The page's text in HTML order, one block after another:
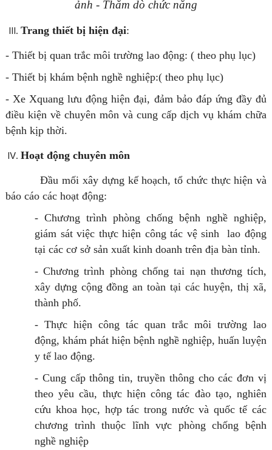
ảnh - Thăm dò chức năng
Trang thiết bị hiện đại:
- Thiết bị quan trắc môi trường lao động: ( theo phụ lục)
- Thiết bị khám bệnh nghề nghiệp:( theo phụ lục)
- Xe Xquang lưu động hiện đại, đảm bảo đáp ứng đầy đủ
điều kiện về chuyên môn và cung cấp dịch vụ khám chữa
bệnh kịp thời.
Hoạt động chuyên môn
Đầu mối xây dựng kế hoạch, tổ chức thực hiện và
báo cáo các hoạt động:
- Chương trình phòng chống bệnh nghề nghiệp,
giám sát việc thực hiện công tác vệ sinh lao động
tại các cơ sở sản xuất kinh doanh trên địa bàn tỉnh.
- Chương trình phòng chống tai nạn thương tích,
xây dựng cộng đồng an toàn tại các huyện, thị xã,
thành phố.
- Thực hiện công tác quan trắc môi trường lao
động, khám phát hiện bệnh nghề nghiệp, huấn luyện
y tế lao động.
- Cung cấp thông tin, truyền thông cho các đơn vị
theo yêu cầu, thực hiện công tác đào tạo, nghiên
cứu khoa học, hợp tác trong nước và quốc tế các
chương trình thuộc lĩnh vực phòng chống bệnh
nghề nghiệp